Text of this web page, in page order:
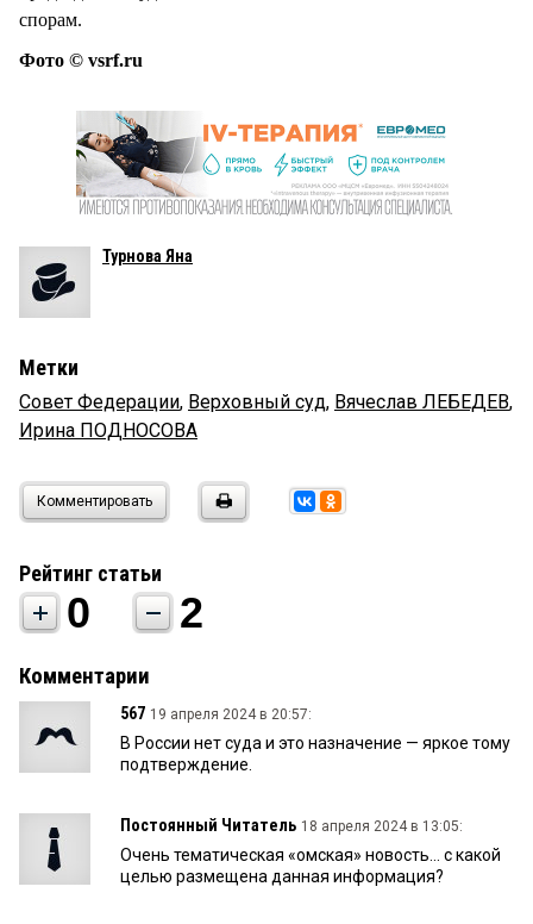
спорам.
Фото © vsrf.ru
Турнова Яна
Метки
Совет Федерации, Верховный суд, Вячеслав ЛЕБЕДЕВ,
Ирина ПОДНОСОВА
Комментировать
Рейтинг статьи
0 2
Комментарии
567 19 апреля 2024 в 20:57:
В России нет суда и это назначение — яркое тому
подтверждение.
Постоянный Читатель 18 апреля 2024 в 13:05:
Очень тематическая «омская» новость... с какой
целью размещена данная информация?